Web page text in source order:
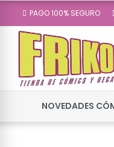
PAGO 100% SEGURO
NOVEDADES